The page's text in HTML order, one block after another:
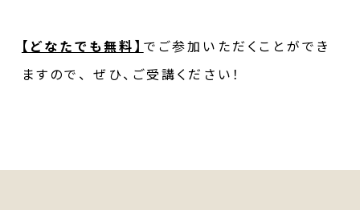
【どなたでも無料】 でご参加いただくことができ
ますので、 ぜひ、ご受講ください！